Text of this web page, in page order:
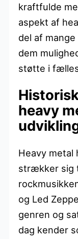
kraftfulde
aspekt af
del af
dem
støtte i
heavy
Heavy metal
strækker sig
og Led
genren og
dag kender